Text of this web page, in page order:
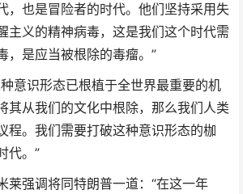
，也是冒险者的时代。他们坚持采用失
主义的精神病毒，这是我们这个时代需
，是应当被根除的毒瘤。”
意识形态已根植于全世界最重要的机
其从我们的文化中根除，那么我们人类
程。我们需要打破这种意识形态的枷
代。”
莱强调将同特朗普一道：“在这一年